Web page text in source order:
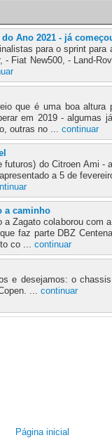
Ano 2021 - já
para o sprint para
- Fiat New500, - Land-
que é uma boa altura
em 2019 - algumas
outras no ... continuar
futuros) do Citroen Ami -
a 5 de
a caminho
a Zagato colaborou com
faz parte DBZ
co ... continuar
e desejamos: o
... continuar
Página inicial